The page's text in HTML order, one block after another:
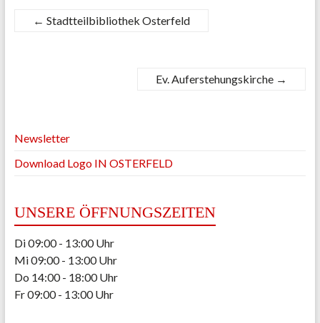
← Stadtteilbibliothek Osterfeld
Ev. Auferstehungskirche →
Newsletter
Download Logo IN OSTERFELD
UNSERE ÖFFNUNGSZEITEN
Di 09:00 - 13:00 Uhr
Mi 09:00 - 13:00 Uhr
Do 14:00 - 18:00 Uhr
Fr 09:00 - 13:00 Uhr